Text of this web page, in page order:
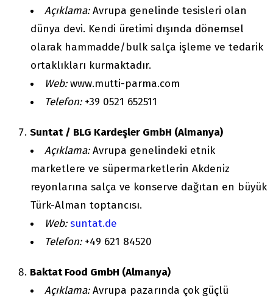
Açıklama:Avrupa genelinde tesisleri olan
dünya devi. Kendi üretimi dışında dönemsel
olarak hammadde/bulk salça işleme ve tedarik
ortaklıkları kurmaktadır.
Web:www.mutti-parma.com
Telefon:+39 0521 652511
Suntat / BLG Kardeşler GmbH (Almanya)
Açıklama:Avrupa genelindeki etnik
marketlere ve süpermarketlerin Akdeniz
reyonlarına salça ve konserve dağıtan en büyük
Türk-Alman toptancısı.
Web: suntat.de
Telefon:+49 621 84520
Baktat Food GmbH (Almanya)
Açıklama:Avrupa pazarında çok güçlü